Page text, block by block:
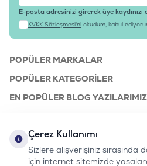
E-posta adresinizi girerek üye
KVKK Sözleşmesi'ni okudum, kabul
POPÜLER MARKALAR
POPÜLER KATEGORILER
EN POPÜLER BLOG YAZILARIMIZ
KURUMSAL
Çerez Kullanımı
Sizlere alışverişiniz sırasında
için internet sitemizde